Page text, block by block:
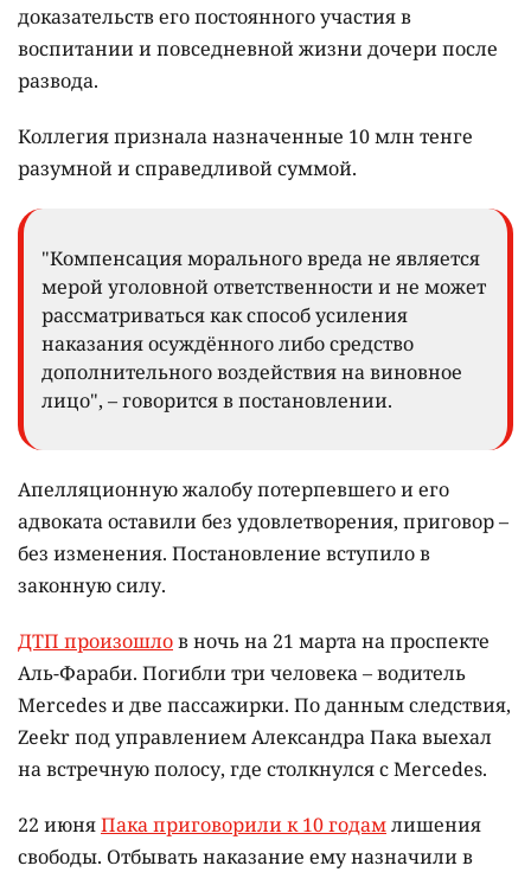
доказательств его постоянного участия в
воспитании и повседневной жизни дочери после
развода.
Коллегия признала назначенные 10 млн тенге
разумной и справедливой суммой.
"Компенсация морального вреда не является
мерой уголовной ответственности и не может
рассматриваться как способ усиления
наказания осуждённого либо средство
дополнительного воздействия на виновное
лицо", – говорится в постановлении.
Апелляционную жалобу потерпевшего и его
адвоката оставили без удовлетворения, приговор –
без изменения. Постановление вступило в
законную силу.
ДТП произошлов ночь на 21 марта на проспекте
Аль-Фараби. Погибли три человека – водитель
Mercedes и две пассажирки. По данным следствия,
Zeekr под управлением Александра Пака выехал
на встречную полосу, где столкнулся с Mercedes.
22 июняПака приговорили к 10 годамлишения
свободы. Отбывать наказание ему назначили в